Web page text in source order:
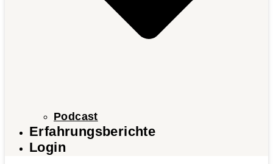
Podcast
Erfahrungsberichte
Login